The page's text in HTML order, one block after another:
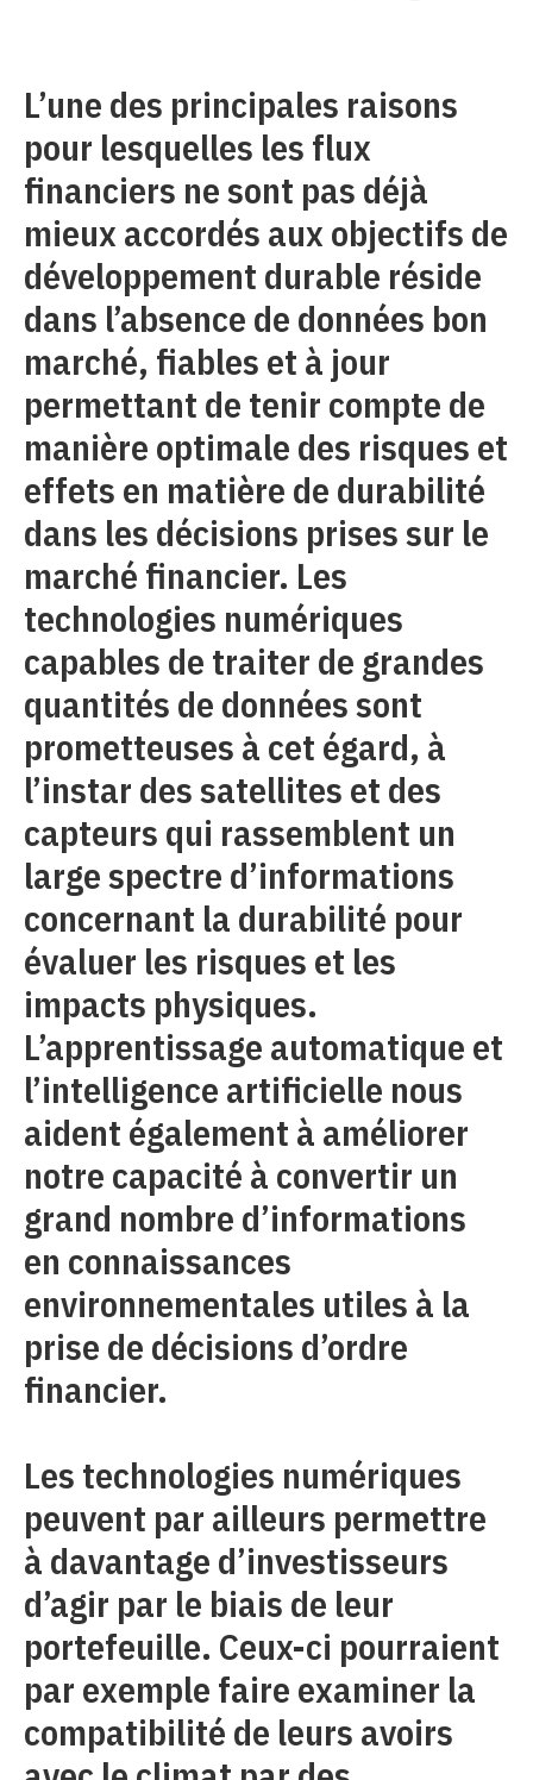
L’une des principales raisons
pour lesquelles les flux
financiers ne sont pas déjà
mieux accordés aux objectifs de
développement durable réside
dans l’absence de données bon
marché, fiables et à jour
permettant de tenir compte de
manière optimale des risques et
effets en matière de durabilité
dans les décisions prises sur le
marché financier. Les
technologies numériques
capables de traiter de grandes
quantités de données sont
prometteuses à cet égard, à
l’instar des satellites et des
capteurs qui rassemblent un
large spectre d’informations
concernant la durabilité pour
évaluer les risques et les
impacts physiques.
L’apprentissage automatique et
l’intelligence artificielle nous
aident également à améliorer
notre capacité à convertir un
grand nombre d’informations
en connaissances
environnementales utiles à la
prise de décisions d’ordre
financier.
Les technologies numériques
peuvent par ailleurs permettre
à davantage d’investisseurs
d’agir par le biais de leur
portefeuille. Ceux-ci pourraient
par exemple faire examiner la
compatibilité de leurs avoirs